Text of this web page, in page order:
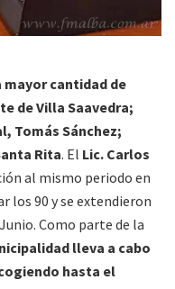
cantidad de
de Villa Saavedra;
Tomás Sánchez;
Rita. El Lic. Carlos
al mismo periodo en
los 90 y se extendieron
Como parte de la
lleva a cabo
hasta el